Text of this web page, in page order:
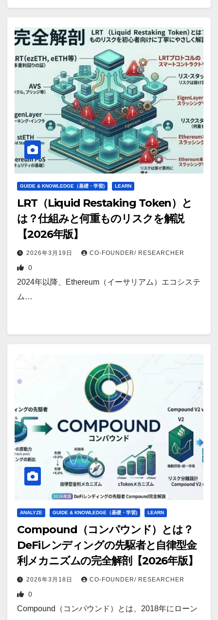
GUIDE & KNOWLEDGE（基礎・学習) LEARN
LRT（Liquid Restaking Token）と
は？仕組みと何重ものリスクを解説
【2026年版】
2026年3月19日 CO-FOUNDER/ RESEARCHER
0
2024年以降、Ethereum（イーサリアム）エコシステ
ム…
ANALYZE GUIDE & KNOWLEDGE（基礎・学習) LEARN
Compound（コンパウンド）とは？
DeFiレンディングの先駆者と自律型金
利メカニズムの完全解剖【2026年版】
2026年3月18日 CO-FOUNDER/ RESEARCHER
0
Compound（コンパウンド）とは、2018年にローン